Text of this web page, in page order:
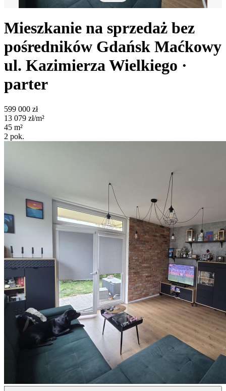
Mieszkanie na sprzedaż bez
pośredników Gdańsk Maćkowy
ul. Kazimierza Wielkiego ·
parter
599 000 zł
13 079 zł/m²
45 m²
2 pok.